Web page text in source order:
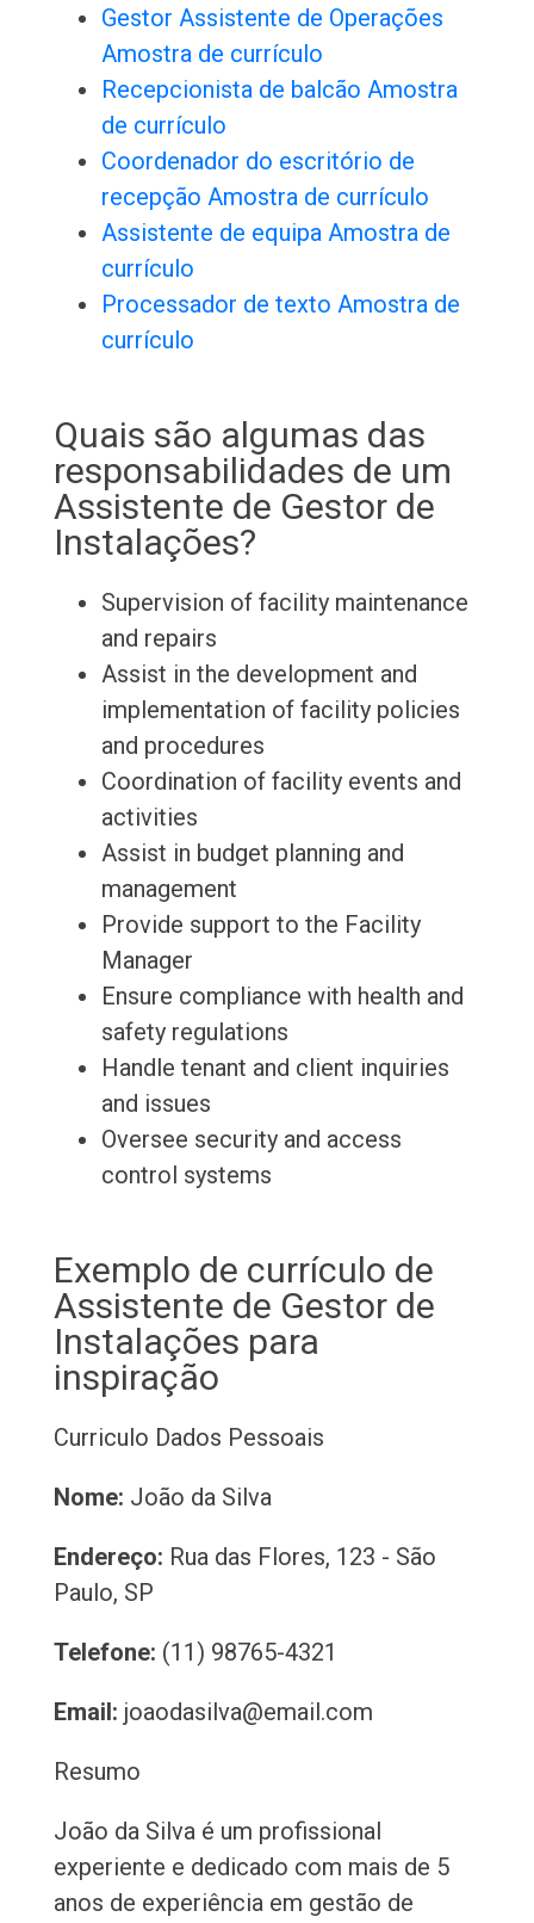
Gestor Assistente de Operações
Amostra de currículo
Recepcionista de balcão Amostra
de currículo
Coordenador do escritório de
recepção Amostra de currículo
Assistente de equipa Amostra de
currículo
Processador de texto Amostra de
currículo
Quais são algumas das
responsabilidades de um
Assistente de Gestor de
Instalações?
Supervision of facility maintenance
and repairs
Assist in the development and
implementation of facility policies
and procedures
Coordination of facility events and
activities
Assist in budget planning and
management
Provide support to the Facility
Manager
Ensure compliance with health and
safety regulations
Handle tenant and client inquiries
and issues
Oversee security and access
control systems
Exemplo de currículo de
Assistente de Gestor de
Instalações para
inspiração
Curriculo Dados Pessoais
Nome: João da Silva
Endereço: Rua das Flores, 123 - São
Paulo, SP
Telefone: (11) 98765-4321
Email: joaodasilva@email.com
Resumo
João da Silva é um profissional
experiente e dedicado com mais de 5
anos de experiência em gestão de